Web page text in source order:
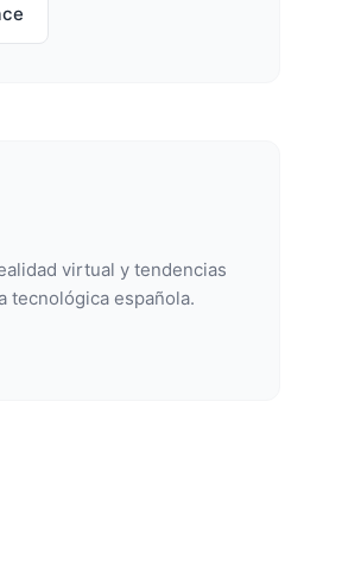
virtual y tendencias
tecnológica española.